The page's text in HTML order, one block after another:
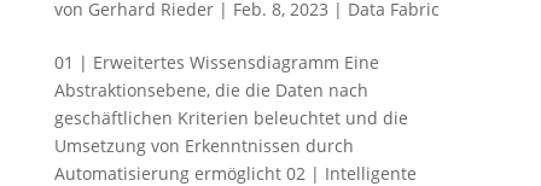
von Gerhard Rieder| Feb. 8, 2023 | Data Fabric
01 | Erweitertes Wissensdiagramm Eine
Abstraktionsebene, die die Daten nach
geschäftlichen Kriterien beleuchtet und die
Umsetzung von Erkenntnissen durch
Automatisierung ermöglicht 02 | Intelligente